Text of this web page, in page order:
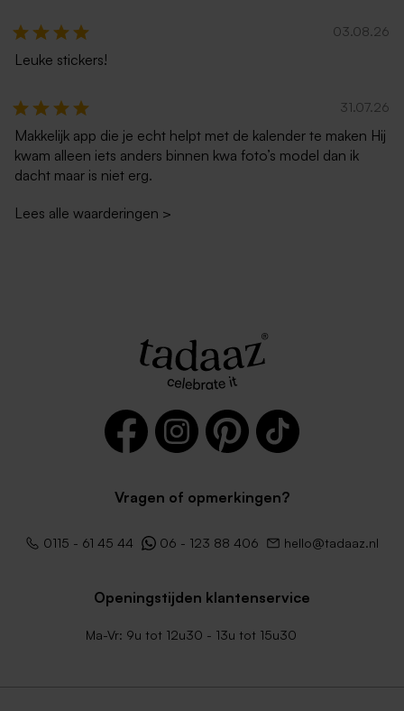
03.08.26
Leuke stickers!
31.07.26
Makkelijk app die je echt helpt met de kalender te maken Hij
kwam alleen iets anders binnen kwa foto’s model dan ik
dacht maar is niet erg.
Lees alle waarderingen >
Vragen of opmerkingen?
0115 - 61 45 44 06 - 123 88 406 hello@tadaaz.nl
Openingstijden klantenservice
Ma-Vr: 9u tot 12u30 - 13u tot 15u30